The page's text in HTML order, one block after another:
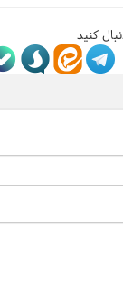
کنید